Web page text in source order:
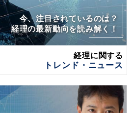
今、注目されているのは？
経理の最新動向を読み解く！
経理に関する
トレンド・ニュース